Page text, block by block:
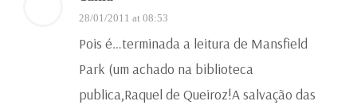
28/01/2011 at 08:53
Pois é…terminada a leitura de Mansfield
Park (um achado na biblioteca
publica,Raquel de Queiroz!A salvação das